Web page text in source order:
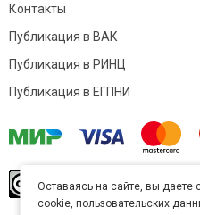
Контакты
Публикация в ВАК
Публикация в РИНЦ
Публикация в ЕГПНИ
Commons
Оставаясь на сайте, вы даете
cookie, пользовательских